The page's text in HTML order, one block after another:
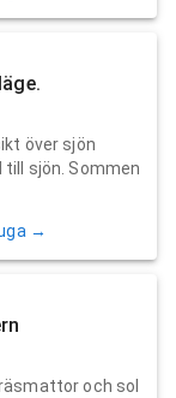
över sjön
sjön. Sommen
→
och sol